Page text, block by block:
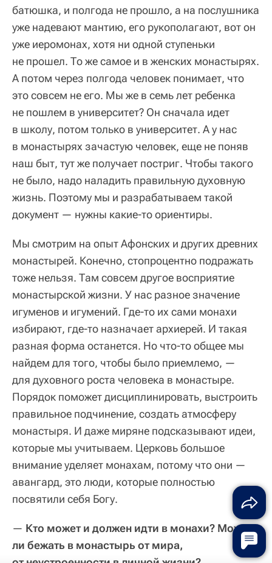
батюшка, и полгода не прошло, а на послушника
уже надевают мантию, его рукополагают, вот он
уже иеромонах, хотя ни одной ступеньки
не прошел. То же самое и в женских монастырях.
А потом через полгода человек понимает, что
это совсем не его. Мы же в семь лет ребенка
не пошлем в университет? Он сначала идет
в школу, потом только в университет. А у нас
в монастырях зачастую человек, еще не поняв
наш быт, тут же получает постриг. Чтобы такого
не было, надо наладить правильную духовную
жизнь. Поэтому мы и разрабатываем такой
документ — нужны какие-то ориентиры.
Мы смотрим на опыт Афонских и других древних
монастырей. Конечно, стопроцентно подражать
тоже нельзя. Там совсем другое восприятие
монастырской жизни. У нас разное значение
игуменов и игумений. Где-то их сами монахи
избирают, где-то назначает архиерей. И такая
разная форма останется. Но что-то общее мы
найдем для того, чтобы было приемлемо, —
для духовного роста человека в монастыре.
Порядок поможет дисциплинировать, выстроить
правильное подчинение, создать атмосферу
монастыря. И даже миряне подсказывают идеи,
которые мы учитываем. Церковь большое
внимание уделяет монахам, потому что они —
авангард, это люди, которые полностью
посвятили себя Богу.
— Кто может и должен идти в монахи? Можно
ли бежать в монастырь от мира,